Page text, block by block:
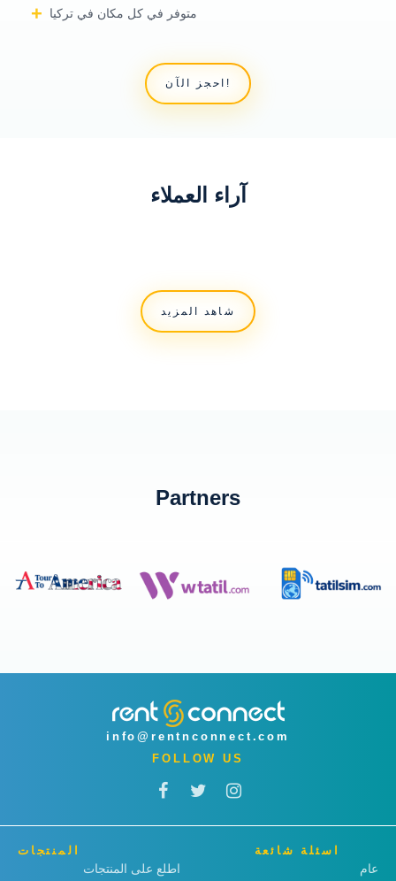
متوفر في كل مكان في تركيا
احجز الآن!
آراء العملاء
شاهد المزيد
Partners
info@rentnconnect.com
FOLLOW US
المنتجات
اطلع على المنتجات
اسئلة شائعة
عام